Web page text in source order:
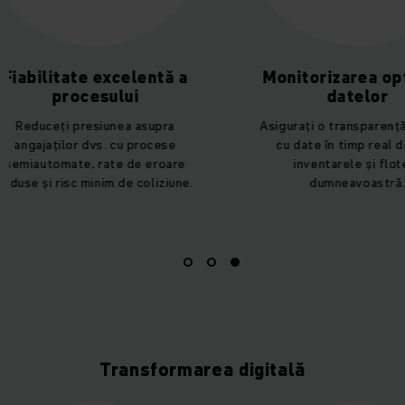
excelentă a
asupra
dvs. cu procese
rate de eroare
minim de coliziune.
Monitorizarea optimă a
Asigurați o transparență maximă
cu date în timp real despre
inventarele și flotele
dumneavoastră.
Transformarea digitală